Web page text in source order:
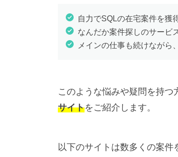
自力でSQLの在宅案件を獲
なんだか案件探しのサービ
メインの仕事も続けながら
このような悩みや疑問を持つ
サイトをご紹介します。
以下のサイトは数多くの案